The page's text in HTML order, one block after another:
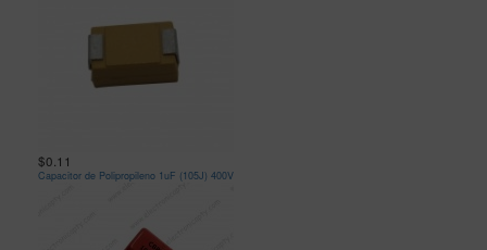
$0.11
Capacitor de Polipropileno 1uF (105J) 400V